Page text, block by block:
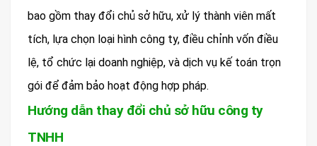
bao gồm thay đổi chủ sở hữu, xử lý thành viên mất
tích, lựa chọn loại hình công ty, điều chỉnh vốn điều
lệ, tổ chức lại doanh nghiệp, và dịch vụ kế toán trọn
gói để đảm bảo hoạt động hợp pháp.
Hướng dẫn thay đổi chủ sở hữu công ty
TNHH